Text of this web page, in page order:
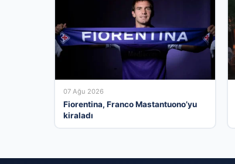
07 Ağu 2026
Fiorentina, Franco Mastantuono’yu
kiraladı